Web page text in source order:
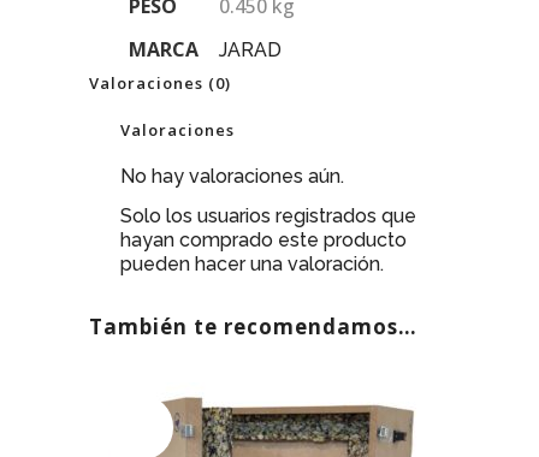
PESO
0.450 kg
MARCA
JARAD
Valoraciones (0)
Valoraciones
No hay valoraciones aún.
Solo los usuarios registrados que
hayan comprado este producto
pueden hacer una valoración.
También te recomendamos…
AGOTADO